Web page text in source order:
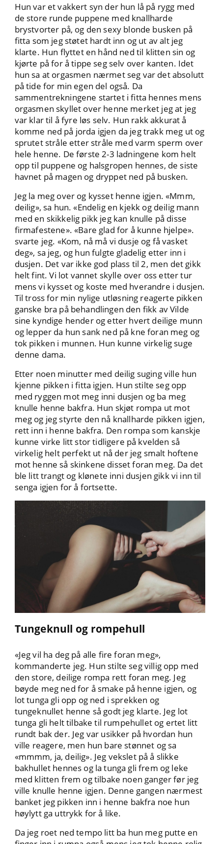
Hun var et vakkert syn der hun lå på rygg med
de store runde puppene med knallharde
brystvorter på, og den sexy blonde busken på
fitta som jeg støtet hardt inn og ut av alt jeg
klarte. Hun flyttet en hånd ned til klitten sin og
kjørte på for å tippe seg selv over kanten. Idet
hun sa at orgasmen nærmet seg var det absolutt
på tide for min egen del også. Da
sammentrekningene startet i fitta hennes mens
orgasmen skyllet over henne merket jeg at jeg
var klar til å fyre løs selv. Hun rakk akkurat å
komme ned på jorda igjen da jeg trakk meg ut og
sprutet stråle etter stråle med varm sperm over
hele henne. De første 2-3 ladningene kom helt
opp til puppene og halsgropen hennes, de siste
havnet på magen og dryppet ned på busken.
Jeg la meg over og kysset henne igjen. «Mmm,
deilig», sa hun. «Endelig en kjekk og deilig mann
med en skikkelig pikk jeg kan knulle på disse
firmafestene». «Bare glad for å kunne hjelpe».
svarte jeg. «Kom, nå må vi dusje og få vasket
deg», sa jeg, og hun fulgte gladelig etter inn i
dusjen. Det var ikke god plass til 2, men det gikk
helt fint. Vi lot vannet skylle over oss etter tur
mens vi kysset og koste med hverandre i dusjen.
Til tross for min nylige utløsning reagerte pikken
ganske bra på behandlingen den fikk av Vilde
sine kyndige hender og etter hvert deilige munn
og lepper da hun sank ned på kne foran meg og
tok pikken i munnen. Hun kunne virkelig suge
denne dama.
Etter noen minutter med deilig suging ville hun
kjenne pikken i fitta igjen. Hun stilte seg opp
med ryggen mot meg inni dusjen og ba meg
knulle henne bakfra. Hun skjøt rompa ut mot
meg og jeg styrte den nå knallharde pikken igjen,
rett inn i henne bakfra. Den rompa som kanskje
kunne virke litt stor tidligere på kvelden så
virkelig helt perfekt ut nå der jeg smalt hoftene
mot henne så skinkene disset foran meg. Da det
ble litt trangt og klønete inni dusjen gikk vi inn til
senga igjen for å fortsette.
Tungeknull og rompehull
«Jeg vil ha deg på alle fire foran meg»,
kommanderte jeg. Hun stilte seg villig opp med
den store, deilige rompa rett foran meg. Jeg
bøyde meg ned for å smake på henne igjen, og
lot tunga gli opp og ned i sprekken og
tungeknullet henne så godt jeg klarte. Jeg lot
tunga gli helt tilbake til rumpehullet og ertet litt
rundt bak der. Jeg var usikker på hvordan hun
ville reagere, men hun bare stønnet og sa
«mmmm, ja, deilig». Jeg vekslet på å slikke
bakhullet hennes og la tunga gli frem og leke
med klitten frem og tilbake noen ganger før jeg
ville knulle henne igjen. Denne gangen nærmest
banket jeg pikken inn i henne bakfra noe hun
høylytt ga uttrykk for å like.
Da jeg roet ned tempo litt ba hun meg putte en